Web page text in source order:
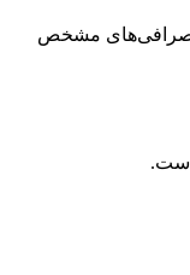
اساس این اطلاعیه، از تاریخ 5 مهر، توکن همستر کامبت در صرافی‌های مشخص
است.